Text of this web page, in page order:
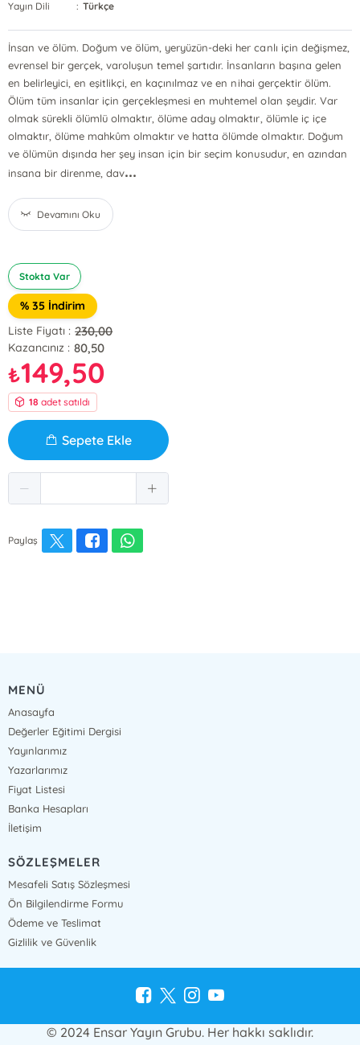
Yayın Dili
: Türkçe
İnsan ve ölüm. Doğum ve ölüm, yeryüzün-deki her canlı için değişmez,
evrensel bir gerçek, varoluşun temel şartıdır. İnsanların başına gelen
en belirleyici, en eşitlikçi, en kaçınılmaz ve en nihai gerçektir ölüm.
Ölüm tüm insanlar için gerçekleşmesi en muhtemel olan şeydir. Var
olmak sürekli ölümlü olmaktır, ölüme aday olmaktır, ölümle iç içe
olmaktır, ölüme mahkûm olmaktır ve hatta ölümde olmaktır. Doğum
ve ölümün dışında her şey insan için bir seçim konusudur, en azından
insana bir direnme, dav...
Devamını Oku
Stokta Var
% 35 İndirim
Liste Fiyatı : 230,00
Kazancınız : 80,50
₺149,50
18 adet satıldı
Sepete Ekle
Paylaş
MENÜ
Anasayfa
Değerler Eğitimi Dergisi
Yayınlarımız
Yazarlarımız
Fiyat Listesi
Banka Hesapları
İletişim
SÖZLEŞMELER
Mesafeli Satış Sözleşmesi
Ön Bilgilendirme Formu
Ödeme ve Teslimat
Gizlilik ve Güvenlik
© 2024 Ensar Yayın Grubu. Her hakkı saklıdır.